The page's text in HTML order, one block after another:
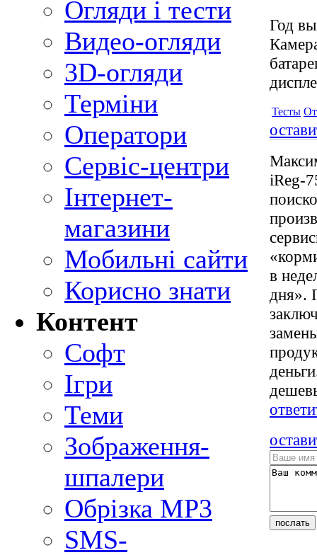
Огляди і тести
Видео-огляди
3D-огляди
Терміни
Оператори
Сервіс-центри
Інтернет-
магазини
Мобильні сайти
Корисно знати
Контент
Софт
Ігри
Теми
Зображення-
шпалери
Обрізка MP3
SMS-
Год
Тесты
iReg-
в
дня».